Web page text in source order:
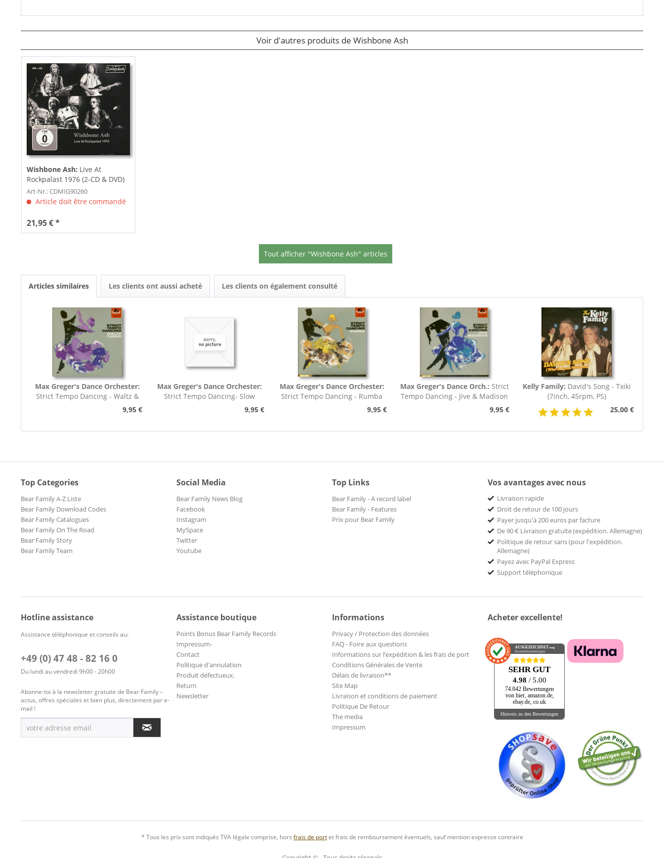
Voir d'autres produits de Wishbone Ash
Wishbone Ash: Live At
Rockpalast 1976 (2-CD & DVD)
Art-Nr.: CDMIG90260
Article doit être commandé
21,95 € *
Tout afficher "Wishbone Ash" articles
Articles similaires Les clients ont aussi acheté Les clients on également consulté
Max Greger's Dance Orchester:
Strict Tempo Dancing - Waltz &
9,95 €
Max Greger's Dance Orchester:
Strict Tempo Dancing- Slow
9,95 €
Max Greger's Dance Orchester:
Strict Tempo Dancing - Rumba
9,95 €
Max Greger's Dance Orch.: Strict
Tempo Dancing - Jive & Madison
9,95 €
Kelly Family: David's Song - Txiki
(7inch, 45rpm, PS)
25,00 €
Top Categories
Bear Family A-Z Liste
Bear Family Download Codes
Bear Family Catalogues
Bear Family On The Road
Bear Family Story
Bear Family Team
Social Media
Bear Family News Blog
Facebook
Instagram
MySpace
Twitter
Youtube
Top Links
Bear Family - A record label
Bear Family - Features
Prix pour Bear Family
Vos avantages avec nous
Livraison rapide
Droit de retour de 100 jours
Payer jusqu'à 200 euros par facture
De 90 € Livraison gratuite (expédition. Allemagne)
Politique de retour sans (pour l'expédition.
Allemagne)
Payez avec PayPal Express
Support téléphonique
Hotline assistance
Assistance téléphonique et conseils au:
+49 (0) 47 48 - 82 16 0
Du lundi au vendredi 9h00 - 20h00
Abonne-toi à la newsletter gratuite de Bear Family –
actus, offres spéciales et bien plus, directement par e-
mail !
Assistance boutique
Points Bonus Bear Family Records
Impressum-
Contact
Politique d'annulation
Produit défectueux.
Return
Newsletter
Informations
Privacy / Protection des données
FAQ - Foire aux questions
Informations sur l’expédition & les frais de port
Conditions Générales de Vente
Délais de livraison**
Site Map
Livraison et conditions de paiement
Politique De Retour
The media
Impressum
Acheter excellente!
AUSGEZEICHNET .org
Kundenbewertungen
SEHR GUT
4.98 / 5.00
74.042 Bewertungen
von hier, amazon.de,
ebay.de, co.uk
Hinweis zu den Bewertungen
* Tous les prix sont indiqués TVA légale comprise, hors frais de portet frais de remboursement éventuels, sauf mention expresse contraire